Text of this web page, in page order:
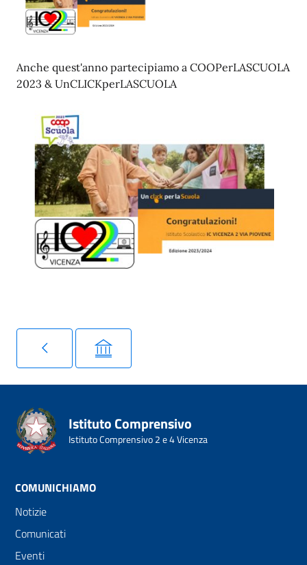
Anche quest'anno partecipiamo a COOPerLASCUOLA
2023 & UnCLICKperLASCUOLA
Istituto Comprensivo
Istituto Comprensivo 2 e 4 Vicenza
COMUNICHIAMO
Notizie
Comunicati
Eventi